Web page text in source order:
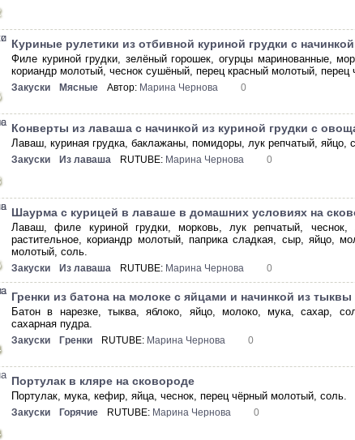
Куриные рулетики из отбивной куриной грудки с
Филе куриной грудки, зелёный горошек, огурцы маринованные,
кориандр молотый, чеснок сушёный, перец красный молотый,
Закуски Мясные Автор: Марина Чернова 0
Конверты из лаваша с начинкой из куриной грудки с
Лаваш, куриная грудка, баклажаны, помидоры, лук репчатый, яйцо,
Закуски Из лаваша RUTUBE: Марина Чернова 0
Шаурма с курицей в лаваше в домашних условиях на
Лаваш, филе куриной грудки, морковь, лук репчатый,
растительное, кориандр молотый, паприка сладкая, сыр, яйцо,
молотый, соль.
Закуски Из лаваша RUTUBE: Марина Чернова 0
Гренки из батона на молоке с яйцами и начинкой из
Батон в нарезке, тыква, яблоко, яйцо, молоко, мука, сахар,
сахарная пудра.
Закуски Гренки RUTUBE: Марина Чернова 0
Портулак в кляре на сковороде
Портулак, мука, кефир, яйца, чеснок, перец чёрный молотый, соль.
Закуски Горячие RUTUBE: Марина Чернова 0